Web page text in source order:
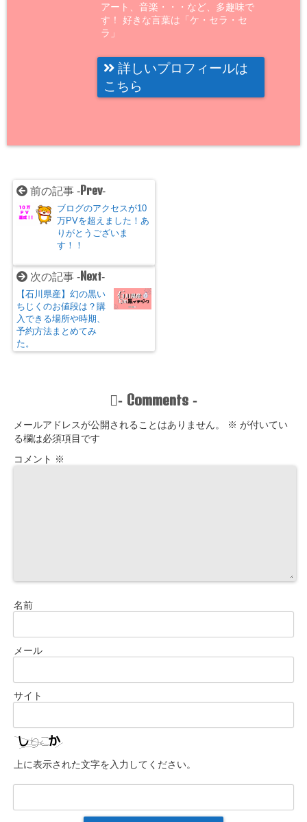
アート、音楽・・・など、多趣味で
す！ 好きな言葉は「ケ・セラ・セ
ラ」
詳しいプロフィールは
こちら
前の記事 - Prev-
ブログのアクセスが10
万PVを超えました！あ
りがとうございま
す！！
次の記事 - Next-
【石川県産】幻の黒い
ちじくのお値段は？購
入できる場所や時期、
予約方法まとめてみ
た。
- Comments -
メールアドレスが公開されることはありません。 ※ が付いてい
る欄は必須項目です
コメント ※
名前
メール
サイト
上に表示された文字を入力してください。